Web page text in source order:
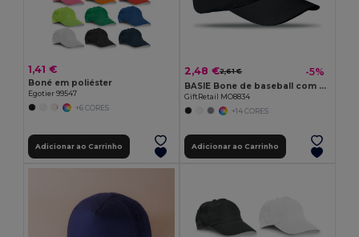
1,41 €
Boné em poliéster
Egotier 99547
+6 CORES
Adicionar ao Carrinho
2,48 €2,61 € -5%
BASIE Bone de baseball com 6 paineis
GiftRetail MO8834
+14 CORES
Adicionar ao Carrinho